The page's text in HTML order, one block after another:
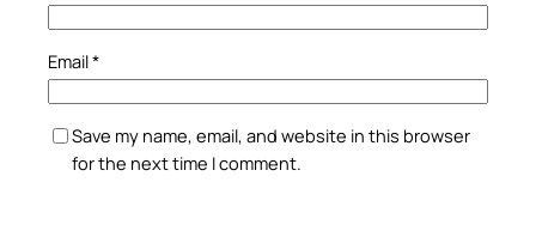
Email*
Save my name, email, and website in this browser
for the next time I comment.